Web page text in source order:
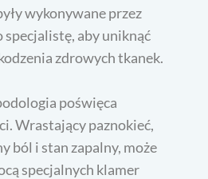
wykonywane przez
aby uniknąć
zdrowych tkanek.
poświęca
Wrastający paznokieć,
ból i stan zapalny, może
specjalnych klamer